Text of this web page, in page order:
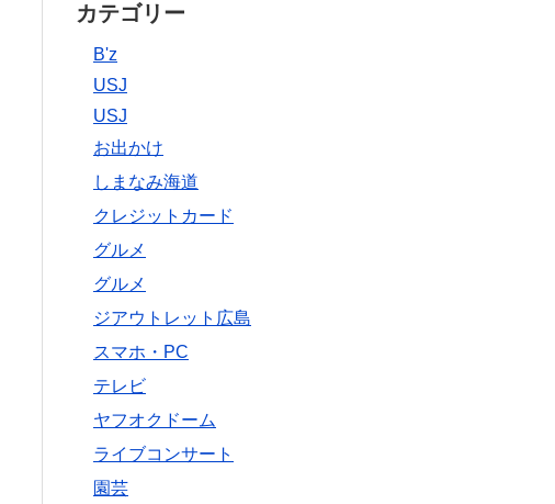
カテゴリー
B'z
USJ
USJ
お出かけ
しまなみ海道
クレジットカード
グルメ
グルメ
ジアウトレット広島
スマホ・PC
テレビ
ヤフオクドーム
ライブコンサート
園芸